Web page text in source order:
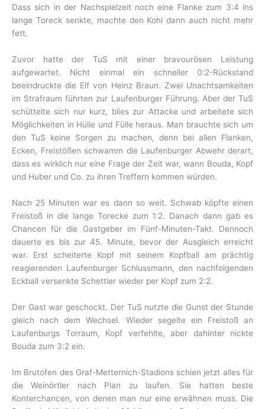
Dass sich in der Nachspielzeit noch eine Flanke zum 3:4 ins
lange Toreck senkte, machte den Kohl dann auch nicht mehr
fett.
Zuvor hatte der TuS mit einer bravourösen Leistung
aufgewartet. Nicht einmal ein schneller 0:2-Rückstand
beeindruckte die Elf von Heinz Braun. Zwei Unachtsamkeiten
im Strafraum führten zur Laufenburger Führung. Aber der TuS
schüttelte sich nur kurz, blies zur Attacke und arbeitete sich
Möglichkeiten in Hülle und Fülle heraus. Man brauchte sich um
den TuS keine Sorgen zu machen, denn bei allen Flanken,
Ecken, Freistößen schwamm die Laufenburger Abwehr derart,
dass es wirklich nur eine Frage der Zeit war, wann Bouda, Kopf
und Huber und Co. zu ihren Treffern kommen würden.
Nach 25 Minuten war es dann so weit. Schwab köpfte einen
Freistoß in die lange Torecke zum 1:2. Danach dann gab es
Chancen für die Gastgeber im Fünf-Minuten-Takt. Dennoch
dauerte es bis zur 45. Minute, bevor der Ausgleich erreicht
war. Erst scheiterte Kopf mit seinem Kopfball am prächtig
reagierenden Laufenburger Schlussmann, den nachfolgenden
Eckball versenkte Schettler wieder per Kopf zum 2:2.
Der Gast war geschockt. Der TuS nutzte die Gunst der Stunde
gleich nach dem Wechsel. Wieder segelte ein Freistoß an
Laufenburgs Torraum, Kopf verfehlte, aber dahinter nickte
Bouda zum 3:2 ein.
Im Brutofen des Graf-Metternich-Stadions schien jetzt alles für
die Weinörtler nach Plan zu laufen. Sie hatten beste
Konterchancen, von denen man nur eine erwähnen muss. Die